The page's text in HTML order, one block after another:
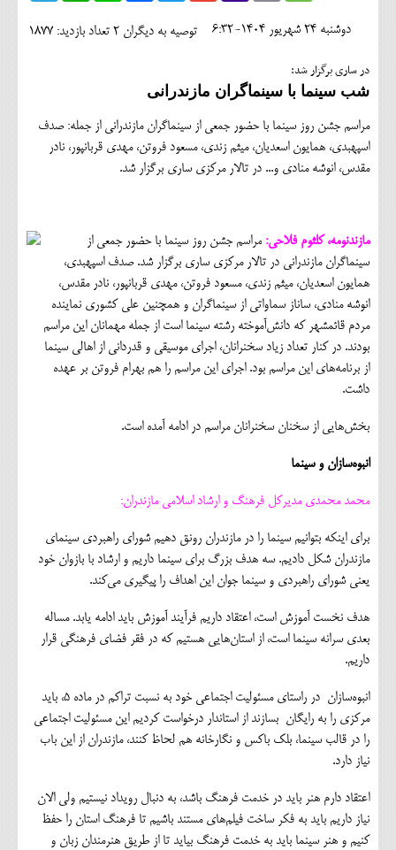
کلینیک
حقوقی
محیط زیست و گردشگری
سیاسی
خانه
تعداد بازدید: 1877 توصیه به دیگران 2 دوشنبه 24 شهريور 1404-6:32
در ساری برگزار شد:
شب سینما با سینماگران مازندرانی
مراسم جشن روز سینما با حضور جمعی از سینماگران مازندرانی از جمله: صدف
اسپهبدی، همایون اسعدیان، میثم زندی، مسعود فروتن، مهدی قربانپور، نادر
مقدس، انوشه منادی و... در تالار مرکزی ساری برگزار شد.
مازندنومه، کلثوم فلاحی: مراسم جشن روز سینما با حضور جمعی از
سینماگران مازندرانی در تالار مرکزی ساری برگزار شد. صدف اسپهبدی،
همایون اسعدیان، میثم زندی، مسعود فروتن، مهدی قربانپور، نادر مقدس،
انوشه منادی، ساناز سماواتی از سینماگران و همچنین علی کشوری نماینده
مردم قائمشهر که دانش‌آموخته رشته سینما است از جمله مهمانان این مراسم
بودند. در کنار تعداد زیاد سخنرانان، اجرای موسیقی و قدردانی از اهالی سینما
از برنامه‌های این مراسم بود. اجرای این مراسم را هم بهرام فروتن بر عهده
داشت.
بخش‌هایی از سخنان سخنرانان مراسم در ادامه آمده است.
انبوه‌سازان و سینما
محمد محمدی مدیرکل فرهنگ و ارشاد اسلامی مازندران:
برای اینکه بتوانیم سینما را در مازندران رونق دهیم شورای راهبردی سینمای
مازندران شکل دادیم. سه هدف بزرگ برای سینما داریم و ارشاد با بازوان خود
یعنی شورای راهبردی و سینما جوان این اهداف را پیگیری می‌کند.
هدف نخست آموزش است، اعتقاد داریم فرآیند آموزش باید ادامه یابد. مساله
بعدی سرانه سینما است، از استان‌هایی هستیم که در فقر فضای فرهنگی قرار
داریم.
انبوه‌سازان در راستای مسئولیت اجتماعی خود به نسبت تراکم در ماده ۵، باید
مرکزی را به رایگان بسازند از استاندار درخواست کردیم این مسئولیت اجتماعی
را در قالب سینما، بلک باکس و نگارخانه هم لحاظ کنند، مازندران از این باب
نیاز دارد.
اعتقاد دارم هنر باید در خدمت فرهنگ باشد، به دنبال رویداد نیستیم ولی الان
نیاز داریم باید به فکر ساخت فیلم‌های مستند باشیم تا فرهنگ استان را حفظ
کنیم و هنر سینما باید به خدمت فرهنگ بیاید تا از طریق هنرمندان زبان و